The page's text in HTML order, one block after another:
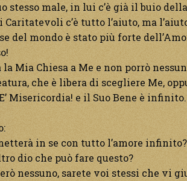
stesso male, in lui c’è già il buio
c’è tutto l’aiuto, ma
del mondo è stato più forte
Mia Chiesa a Me e non porrò
che è libera di scegliere Me,
Misericordia! e il Suo Bene è
in se con tutto l’amore infinito?
dio che può fare questo?
nessuno, sarete voi stessi che vi